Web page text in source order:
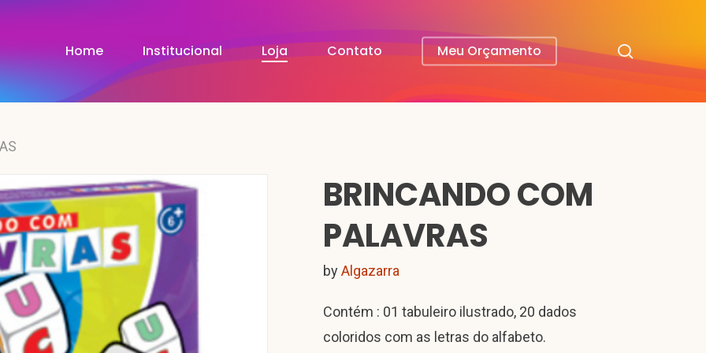
Home Institucional Loja Contato Meu Orçamento
BRINCANDO COM
PALAVRAS
byAlgazarra
Contém : 01 tabuleiro ilustrado, 20 dados
coloridos com as letras do alfabeto.